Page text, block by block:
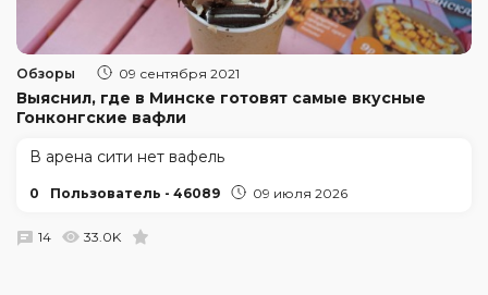
Обзоры 09 сентября 2021
Выяснил, где в Минске готовят самые вкусные
Гонконгские вафли
В арена сити нет вафель
0 Пользователь - 46089 09 июля 2026
14 33.0K